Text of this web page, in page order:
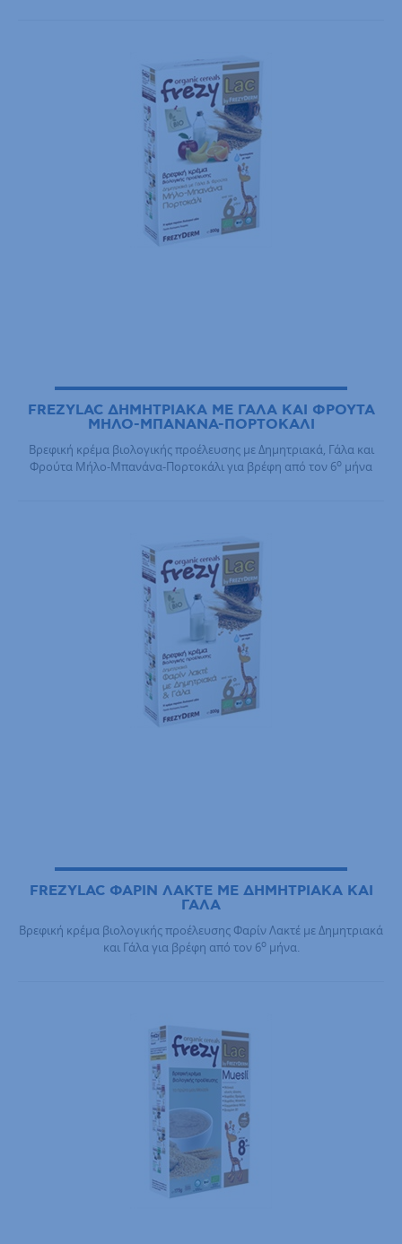
FREZYLAC ΔΗΜΗΤΡΙΑΚΑ ΜΕ ΓΑΛΑ ΚΑΙ ΦΡΟΥΤΑ
ΜΗΛΟ-ΜΠΑΝΑΝΑ-ΠΟΡΤΟΚΑΛΙ
Βρεφική κρέμα βιολογικής προέλευσης με Δημητριακά, Γάλα και
Φρούτα Μήλο-Μπανάνα-Πορτοκάλι για βρέφη από τον 6ο μήνα
FREZYLAC ΦΑΡΙΝ ΛΑΚΤΕ ΜΕ ΔΗΜΗΤΡΙΑΚΑ ΚΑΙ
ΓΑΛΑ
Βρεφική κρέμα βιολογικής προέλευσης Φαρίν Λακτέ με Δημητριακά
και Γάλα για βρέφη από τον 6ομήνα.